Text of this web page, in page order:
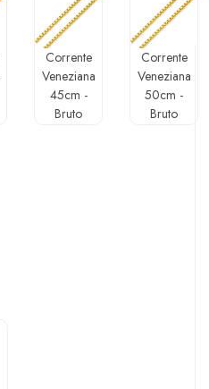
Corrente
Veneziana
45cm -
Bruto
Corrente
Veneziana
50cm -
Bruto